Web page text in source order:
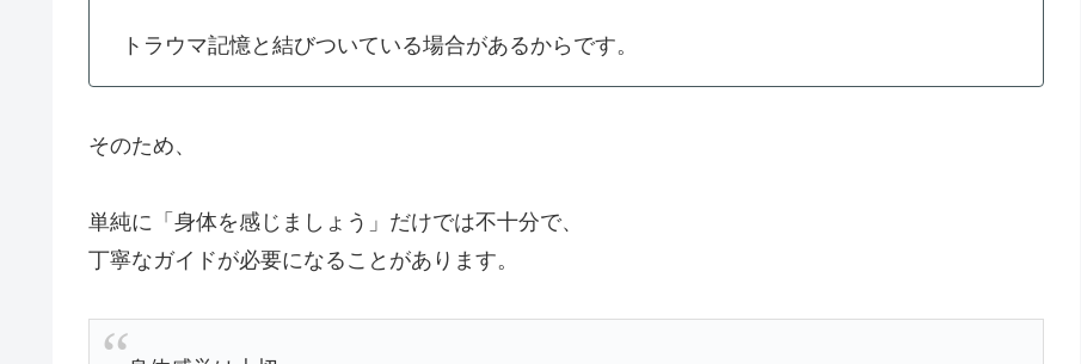
トラウマ記憶と結びついている場合があるからです。
そのため、
単純に「身体を感じましょう」だけでは不十分で、
丁寧なガイドが必要になることがあります。